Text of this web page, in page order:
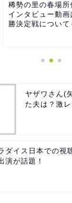
稀勢の里の春場所
インタビュー動画
勝決定戦について
ヤザワさん(
た夫は？激レ
ダイス日本での視
演が話題！